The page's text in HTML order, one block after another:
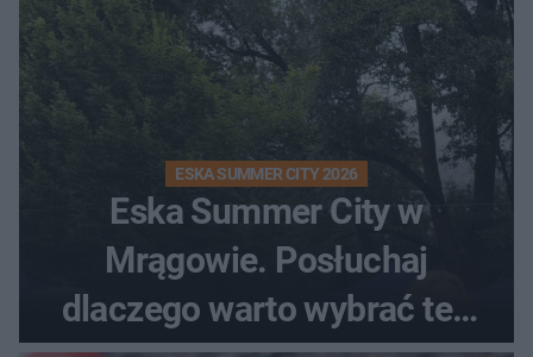
ESKA SUMMER CITY 2026
Eska Summer City w
Mrągowie. Posłuchaj
dlaczego warto wybrać ten